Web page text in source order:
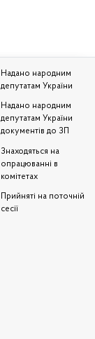
Надано народним
депутатам України
Надано народним
депутатам України
документів до ЗП
Знаходяться на
опрацюванні в
комітетах
Прийняті на поточній
сесії